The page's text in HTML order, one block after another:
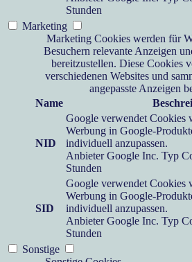
Stunden
Marketing
Marketing Cookies werden für
Besuchern relevante Anzeigen
bereitzustellen. Diese Cookies
verschiedenen Websites und
angepasste Anzeigen
Name
NID
Google verwendet Cookies
Werbung in Google-
individuell anzupassen.
Anbieter Google Inc. Typ
Stunden
SID
Google verwendet Cookies
Werbung in Google-
individuell anzupassen.
Anbieter Google Inc. Typ
Stunden
Sonstige